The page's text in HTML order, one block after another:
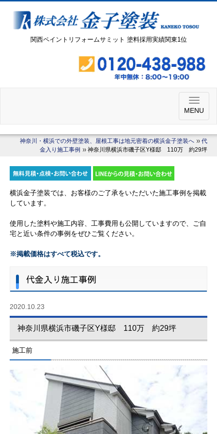
関西ペイントリフォームサミット 塗料採用実績関東1位
MENU
神奈川・横浜での外壁塗装、屋根工事は地元密着の横浜金子塗装へ
代
金入り施工事例
神奈川県横浜市磯子区Y様邸 110万 約29坪
横浜金子塗装では、お客様のご了承をいただいた施工事例を掲載
しています。
使用した塗料や施工内容、工事費用も公開していますので、ご自
宅と近い条件の事例をぜひご覧ください。
※掲載価格はすべて税込です。
代金入り施工事例
2020.10.23
神奈川県横浜市磯子区Y様邸 110万 約29坪
施工前